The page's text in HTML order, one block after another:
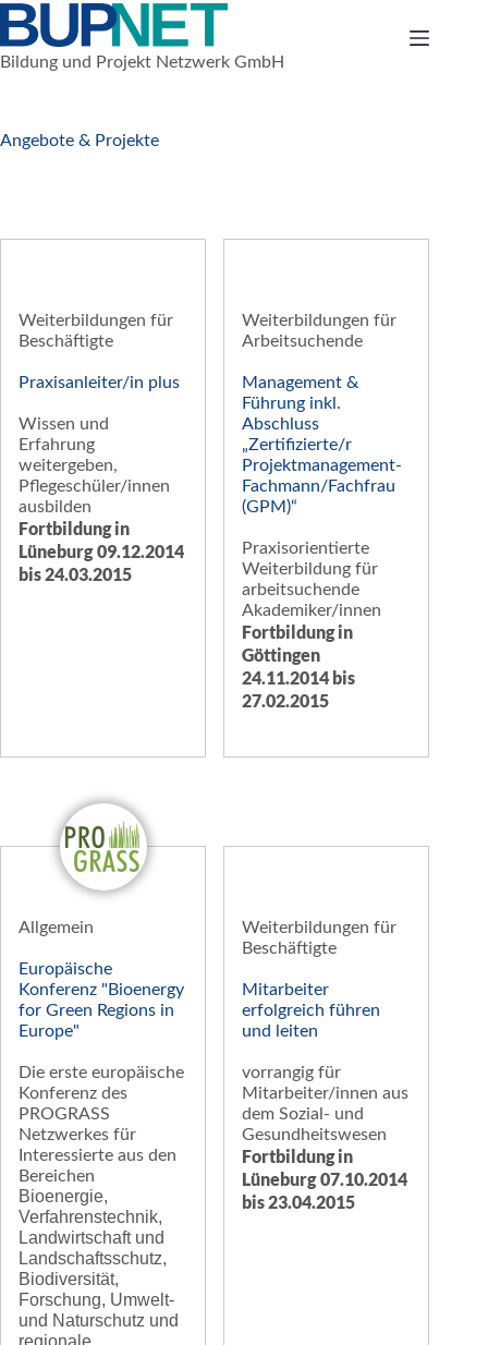
Zum
Inhalt
springen
Bildung und Projekt Netzwerk GmbH
Angebote & Projekte
Weiterbildungen für
Beschäftigte
Praxisanleiter/in plus
Wissen und
Erfahrung
weitergeben,
Pflegeschüler/innen
ausbilden
Fortbildung in
Lüneburg 09.12.2014
bis 24.03.2015
Weiterbildungen für
Arbeitsuchende
Management &
Führung inkl.
Abschluss
„Zertifizierte/r
Projektmanagement-
Fachmann/Fachfrau
(GPM)“
Praxisorientierte
Weiterbildung für
arbeitsuchende
Akademiker/innen
Fortbildung in
Göttingen
24.11.2014 bis
27.02.2015
Allgemein
Europäische
Konferenz "Bioenergy
for Green Regions in
Europe"
Die erste europäische
Konferenz des
PROGRASS
Netzwerkes für
Interessierte aus den
Bereichen
Bioenergie,
Verfahrenstechnik,
Landwirtschaft und
Landschaftsschutz,
Biodiversität,
Forschung, Umwelt-
und Naturschutz und
regionale
Weiterbildungen für
Beschäftigte
Mitarbeiter
erfolgreich führen
und leiten
vorrangig für
Mitarbeiter/innen aus
dem Sozial- und
Gesundheitswesen
Fortbildung in
Lüneburg 07.10.2014
bis 23.04.2015